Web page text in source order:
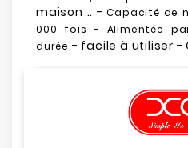
maison .. -Capacité de
000 fois - Alimentée
durée - facile à utiliser -